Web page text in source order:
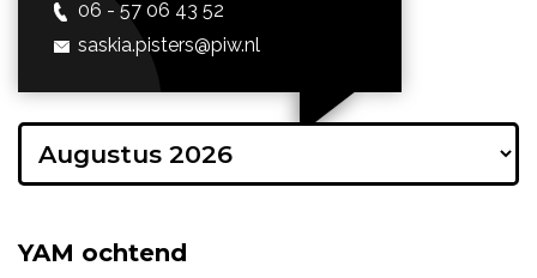
06 - 57 06 43 52
saskia.pisters@piw.nl
YAM ochtend